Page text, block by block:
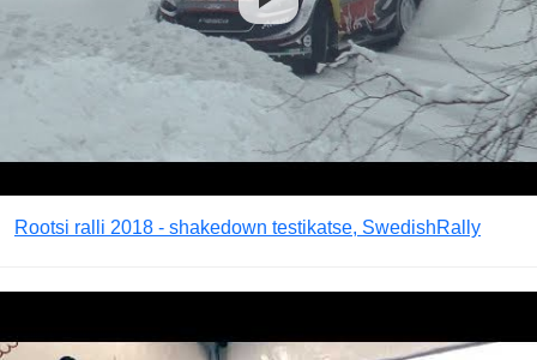
Rootsi ralli 2018 - shakedown testikatse, SwedishRally